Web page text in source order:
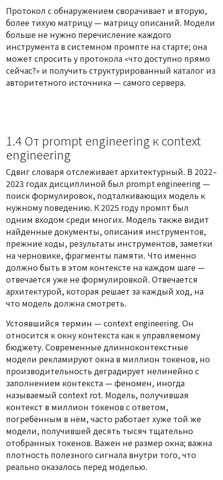
Протокол с обнаружением сворачивает и вторую,
более тихую матрицу — матрицу описаний. Модели
больше не нужно перечисление каждого
инструмента в системном промпте на старте; она
может спросить у протокола «что доступно прямо
сейчас?» и получить структурированный каталог из
авторитетного источника — самого сервера.
1.4 От prompt engineering к context
engineering
Сдвиг словаря отслеживает архитектурный. В 2022–
2023 годах дисциплиной был prompt engineering —
поиск формулировок, подталкивающих модель к
нужному поведению. К 2025 году промпт был
одним входом среди многих. Модель также видит
найденные документы, описания инструментов,
прежние ходы, результаты инструментов, заметки
на черновике, фрагменты памяти. Что именно
должно быть в этом контексте на каждом шаге —
отвечается уже не формулировкой. Отвечается
архитектурой, которая решает за каждый ход, на
что модель должна смотреть.
Устоявшийся термин — context engineering. Он
относится к окну контекста как к управляемому
бюджету. Современные длинноконтекстные
модели рекламируют окна в миллион токенов, но
производительность деградирует нелинейно с
заполнением контекста — феномен, иногда
называемый context rot. Модель, получившая
контекст в миллион токенов с ответом,
погребённым в нём, часто работает хуже той же
модели, получившей десять тысяч тщательно
отобранных токенов. Важен не размер окна; важна
плотность полезного сигнала внутри того, что
реально оказалось перед моделью.